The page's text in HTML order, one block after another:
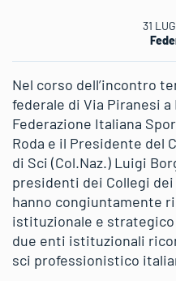
31
Nel corso dell’incontro
federale di Via Piranesi
Federazione Italiana
Roda e il Presidente del
di Sci (Col.Naz.) Luigi
presidenti dei Collegi
hanno congiuntamente
istituzionale e
due enti istituzionali
sci professionistico